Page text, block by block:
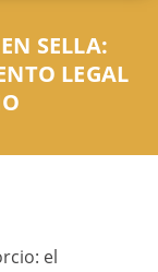
SELLA:
LEGAL
el